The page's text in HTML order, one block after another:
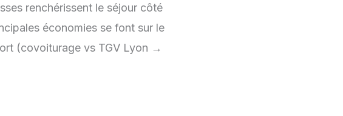
renchérissent le séjour côté
économies se font sur le
(covoiturage vs TGV Lyon →